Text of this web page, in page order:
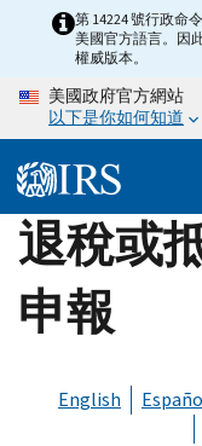
content
第 14224 號行政命
美國官方語言。因
權威版本。
美國政府官方網站
以下是你如何知道
退稅或
申報
English